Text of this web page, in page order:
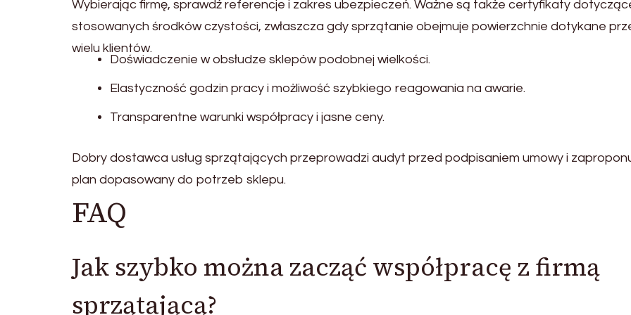
Wybierając firmę, sprawdź referencje i zakres ubezpieczeń. Ważne są także certyfikaty
stosowanych środków czystości, zwłaszcza gdy sprzątanie obejmuje powierzchnie dotykane
wielu klientów.
Doświadczenie w obsłudze sklepów podobnej wielkości.
Elastyczność godzin pracy i możliwość szybkiego reagowania na awarie.
Transparentne warunki współpracy i jasne ceny.
Dobry dostawca usług sprzątających przeprowadzi audyt przed podpisaniem umowy i
plan dopasowany do potrzeb sklepu.
FAQ
Jak szybko można zacząć współpracę z firmą
sprzątającą?